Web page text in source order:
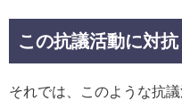
この抗議活動に対抗
それでは、このような抗